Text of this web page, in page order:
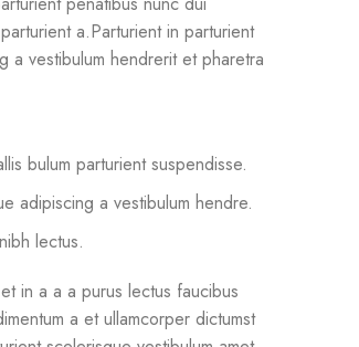
a.Parturient in parturient
a vestibulum hendrerit et pharetra
bulum parturient suspendisse.
adipiscing a vestibulum hendre.
lectus.
in a a a purus lectus faucibus
a et ullamcorper dictumst